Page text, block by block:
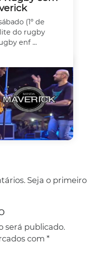
(1º de
do rugby
enf ...
Seja o primeiro
será publicado.
com *